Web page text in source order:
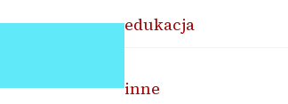
edukacja
inne